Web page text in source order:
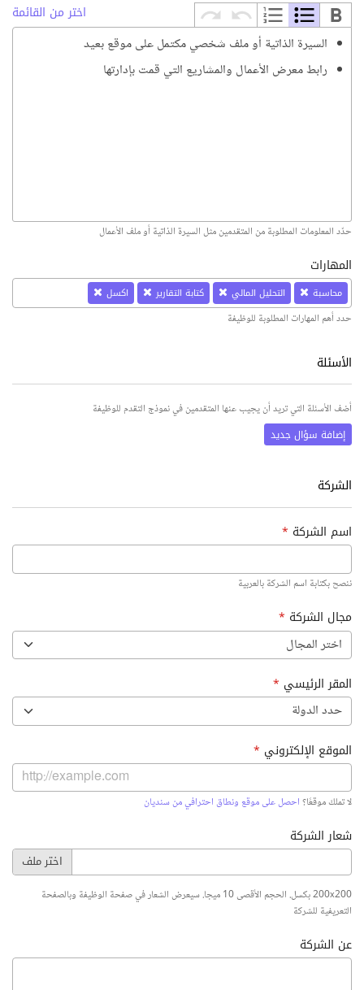
اختر من القائمة
السيرة الذاتية أو ملف شخصي مكتمل على موقع بعيد
رابط معرض الأعمال والمشاريع التي قمت بإدارتها
حدّد المعلومات المطلوبة من المتقدمين مثل السيرة الذاتية أو ملف الأعمال
المهارات
محاسبة التحليل المالي كتابة التقارير اكسل
حدد أهم المهارات المطلوبة للوظيفة
الأسئلة
أضف الأسئلة التي تريد أن يجيب عنها المتقدمين في نموذج التقدم للوظيفة
إضافة سؤال جديد
الشركة
اسم الشركة *
ننصح بكتابة اسم الشركة بالعربية
مجال الشركة *
اختر المجال
المقر الرئيسي *
حدد الدولة
الموقع الإلكتروني *
لا تملك موقعًا؟ احصل على موقع ونطاق احترافي من سنديان
شعار الشركة
200x200 بكسل. الحجم الأقصى 10 ميجا. سيعرض الشعار في صفحة الوظيفة وبالصفحة
التعريفية للشركة
عن الشركة